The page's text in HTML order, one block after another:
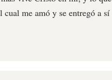
me amó y se entregó a sí